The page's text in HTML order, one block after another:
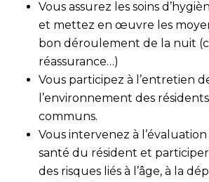
Vous assurez les soins
et mettez en œuvre les
bon déroulement de la nuit
réassurance…)
Vous participez à l’entretien
l’environnement des
communs.
Vous intervenez à
santé du résident et
des risques liés à l’âge, à la